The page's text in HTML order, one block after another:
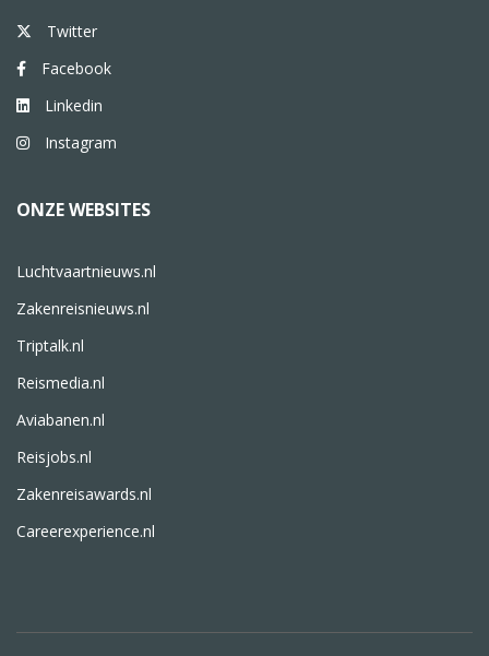
Twitter
Facebook
Linkedin
Instagram
ONZE WEBSITES
Luchtvaartnieuws.nl
Zakenreisnieuws.nl
Triptalk.nl
Reismedia.nl
Aviabanen.nl
Reisjobs.nl
Zakenreisawards.nl
Careerexperience.nl